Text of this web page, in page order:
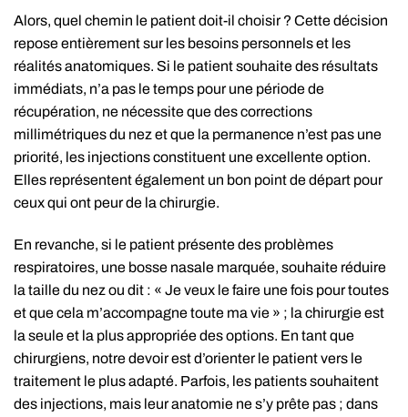
Alors, quel chemin le patient doit-il choisir ? Cette décision
repose entièrement sur les besoins personnels et les
réalités anatomiques. Si le patient souhaite des résultats
immédiats, n’a pas le temps pour une période de
récupération, ne nécessite que des corrections
millimétriques du nez et que la permanence n’est pas une
priorité, les injections constituent une excellente option.
Elles représentent également un bon point de départ pour
ceux qui ont peur de la chirurgie.
En revanche, si le patient présente des problèmes
respiratoires, une bosse nasale marquée, souhaite réduire
la taille du nez ou dit : « Je veux le faire une fois pour toutes
et que cela m’accompagne toute ma vie » ; la chirurgie est
la seule et la plus appropriée des options. En tant que
chirurgiens, notre devoir est d’orienter le patient vers le
traitement le plus adapté. Parfois, les patients souhaitent
des injections, mais leur anatomie ne s’y prête pas ; dans